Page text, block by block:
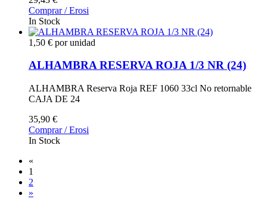
Comprar / Erosi
In Stock
1,50 € por unidad
ALHAMBRA RESERVA ROJA 1/3 NR (24)
ALHAMBRA Reserva Roja REF 1060 33cl No retornable
CAJA DE 24
35,90 €
Comprar / Erosi
In Stock
«
1
2
»